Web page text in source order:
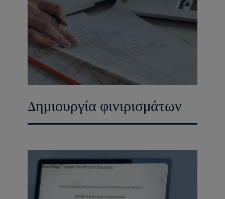
Δημιουργία φινιρισμάτων